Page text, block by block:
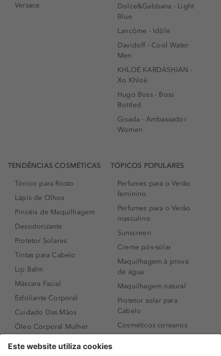
Versace
Dolce&Gabbana - Light
Blue
Lancôme - Idôle
Davidoff - Cool Water
Men
KHLOÉ KARDASHIAN -
Xo Khloè
Hugo Boss - Boss
Bottled
Gisada - Ambassador
Women
TENDÊNCIAS COSMÉTICAS
Tónico para Rosto
Lápis de Olhos
Pincéis de Maquilhagem
Desodorizante
Protetor Solares
Tintas para Cabelo
Lip Balm
Máscara Facial
Esfoliante Corporal
Cuidado Das Mãos
Óleo Corporal Mulher
TÓPICOS POPULARES
Perfumes para o Verão
feminino
Perfumes para o Verão
masculino
Sunscreen
Creme pós-solar
Maquilhagem à prova
de água
Maquilhagem natural
Protetor solar para
Cabelo
Cosméticos coreanos